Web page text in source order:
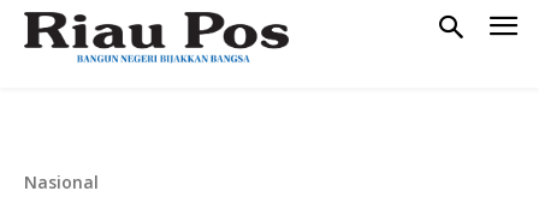
Nasional